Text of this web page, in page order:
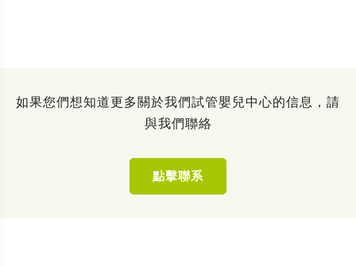
如果您們想知道更多關於我們試管嬰兒中心的信息，請
與我們聯絡
點擊聯系